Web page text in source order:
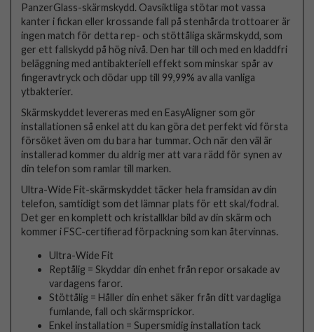
PanzerGlass-skärmskydd. Oavsiktliga stötar mot vassa
kanter i fickan eller krossande fall på stenhårda trottoarer är
ingen match för detta rep- och stöttåliga skärmskydd, som
ger ett fallskydd på hög nivå. Den har till och med en kladdfri
beläggning med antibakteriell effekt som minskar spår av
fingeravtryck och dödar upp till 99,99% av alla vanliga
ytbakterier.
Skärmskyddet levereras med en EasyAligner som gör
installationen så enkel att du kan göra det perfekt vid första
försöket även om du bara har tummar. Och när den väl är
installerad kommer du aldrig mer att vara rädd för synen av
din telefon som ramlar till marken.
Ultra-Wide Fit-skärmskyddet täcker hela framsidan av din
telefon, samtidigt som det lämnar plats för ett skal/fodral.
Det ger en komplett och kristallklar bild av din skärm och
kommer i FSC-certifierad förpackning som kan återvinnas.
Ultra-Wide Fit
Reptålig = Skyddar din enhet från repor orsakade av
vardagens faror.
Stöttålig = Håller din enhet säker från ditt vardagliga
fumlande, fall och skärmsprickor.
Enkel installation = Supersmidig installation tack